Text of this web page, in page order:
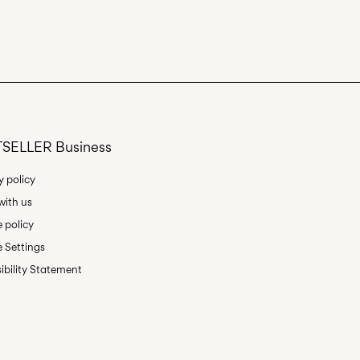
Business
policy
us
policy
Settings
Statement